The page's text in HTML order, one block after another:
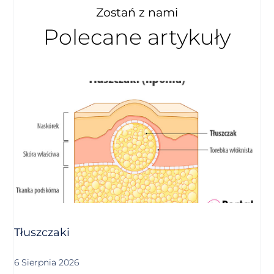
Zostań z nami
Polecane artykuły
Tłuszczaki
6 Sierpnia 2026